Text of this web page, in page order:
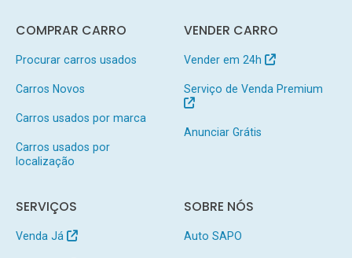
COMPRAR CARRO
Procurar carros usados
Carros Novos
Carros usados por marca
Carros usados por
localização
VENDER CARRO
Vender em 24h
Serviço de Venda Premium
Anunciar Grátis
SERVIÇOS
Venda Já
SOBRE NÓS
Auto SAPO